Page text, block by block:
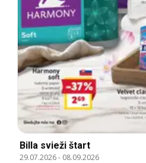
Billa svieži štart
29.07.2026- 08.09.2026